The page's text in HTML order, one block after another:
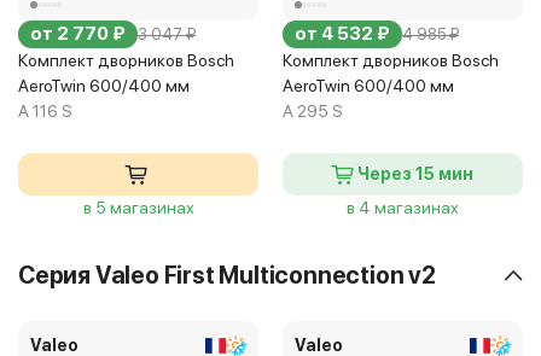
от 2 770 ₽ 3 047 ₽
Комплект дворников Bosch
AeroTwin 600/400 мм
A 116 S
в 5 магазинах
от 4 532 ₽ 4 985 ₽
Комплект дворников Bosch
AeroTwin 600/400 мм
A 295 S
Через 15 мин
в 4 магазинах
Серия Valeo First Multiconnection v2
Valeo Valeo